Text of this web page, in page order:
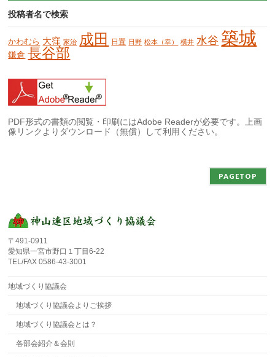
投稿者名で検索
かわむら 大窪 家治 成田 日置 日野 松本（幸） 横井 水谷 築城
鎌倉 長谷部
PDF形式の書類の閲覧・印刷にはAdobe Readerが必要です。上画
像リンクよりダウンロード（無償）して利用ください。
PAGETOP
〒491-0911
愛知県一宮市野口１丁目6-22
TEL/FAX 0586-43-3001
地域づくり協議会
地域づくり協議会よりご挨拶
地域づくり協議会とは？
各部会紹介＆会則